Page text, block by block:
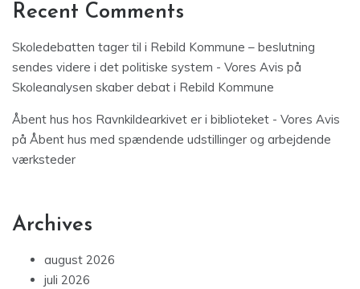
Recent Comments
Skoledebatten tager til i Rebild Kommune – beslutning
sendes videre i det politiske system - Vores Avis på
Skoleanalysen skaber debat i Rebild Kommune
Åbent hus hos Ravnkildearkivet er i biblioteket - Vores Avis
på Åbent hus med spændende udstillinger og arbejdende
værksteder
Archives
august 2026
juli 2026